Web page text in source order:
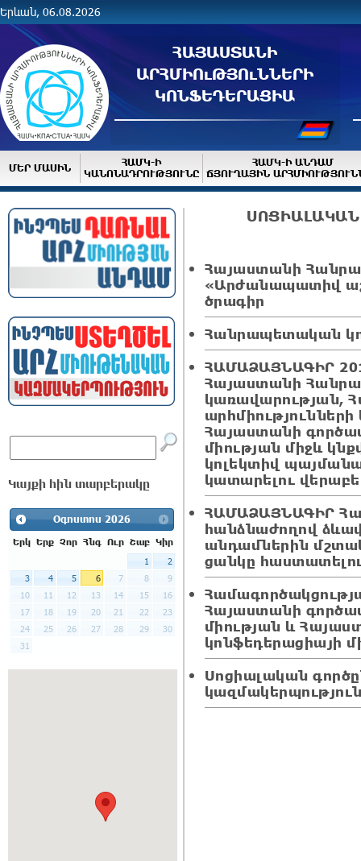
Երևան, 06.08.2026
ՀԱՅԱՍՏԱՆԻ
ԱՐՀՄԻՈւԹՅՈւՆՆԵՐԻ
ԿՈՆՖԵԴԵՐԱՑԻԱ
ՄԵՐ ՄԱՍԻՆ
ՀԱՄԿ-Ի
ԿԱՆՈՆԱԴՐՈՒԹՅՈՒՆԸ
ՀԱՄԿ-Ի ԱՆԴԱՄ
ՃՅՈՒՂԱՅԻՆ
Կայքի հին տարբերակը
Օգոստոս 2026
Երկ Երք Չոր Հնգ Ուր Շաբ Կիր
1
2
3
4 5 6 7 8
9
10
11 12 13 14 15
16
17
18 19 20 21 22
23
24
25 26 27 28 29
30
31
Հայաստանի
«Արժանապատիվ
ծրագիր
Հանրապետական
ՀԱՄԱՁԱՅՆԱԳԻՐ
Հայաստանի
կառավարության,
Հայաստանի
միության միջև
կոլեկտիվ
կատարելու
ՀԱՄԱՁԱՅՆԱԳԻՐ
հանձնաժողով
անդամներին
ցանկը
Հայաստանի
միության և
կոնֆեդերացիայի
Սոցիալական